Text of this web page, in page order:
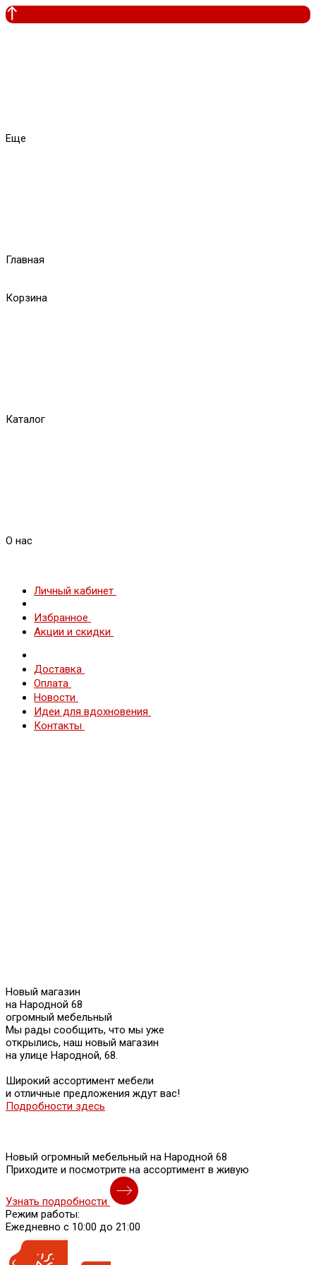
Еще
Главная
Корзина
Каталог
О нас
Личный кабинет
Избранное
Акции и скидки
Доставка
Оплата
Новости
Идеи для вдохновения
Контакты
Новый магазин
на Народной 68
огромный мебельный
Мы рады сообщить, что мы уже
открылись, наш новый магазин
на улице Народной, 68.
Широкий ассортимент мебели
и отличные предложения ждут вас!
Подробности здесь
Новый огромный мебельный на Народной 68
Приходите и посмотрите на ассортимент в живую
Узнать подробности
Режим работы:
Ежедневно с 10:00 до 21:00